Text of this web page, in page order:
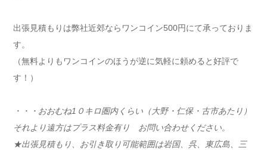
出張見積もりは弊社近郊ならワンコイン500円にて承っておりま
す。
（無料よりもワンコインのほうが逆に気軽に頼めると好評で
す！）
・・・おおむね1０キロ圏内くらい（大野・仁保・古市あたり）
それより遠方はプラス料金有り お問い合わせください。
★出張見積もり、お引き取り可能範囲は岩国、呉、東広島、三